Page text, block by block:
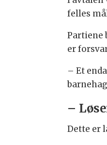
felles
Partiene
er
– Et
–
Dette er